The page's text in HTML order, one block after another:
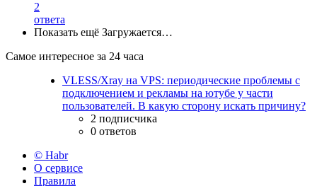
2
ответа
Показать ещё Загружается…
Самое интересное за 24 часа
VLESS/Xray на VPS: периодические проблемы с
подключением и рекламы на ютубе у части
пользователей. В какую сторону искать причину?
2 подписчика
0 ответов
© Habr
О сервисе
Правила